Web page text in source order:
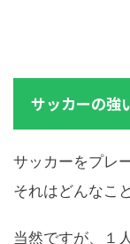
サッカーの強
サッカーをプレ
それはどんなこ
当然ですが、１